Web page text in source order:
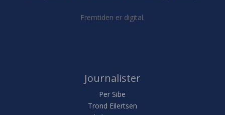
Fremtiden er digital.
Journalister
Per Sibe
Trond Eilertsen